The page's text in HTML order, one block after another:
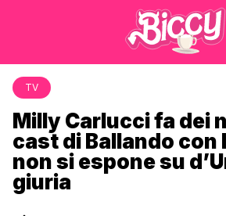
TV
Milly Carlucci fa dei
cast di Ballando con
non si espone su
giuria